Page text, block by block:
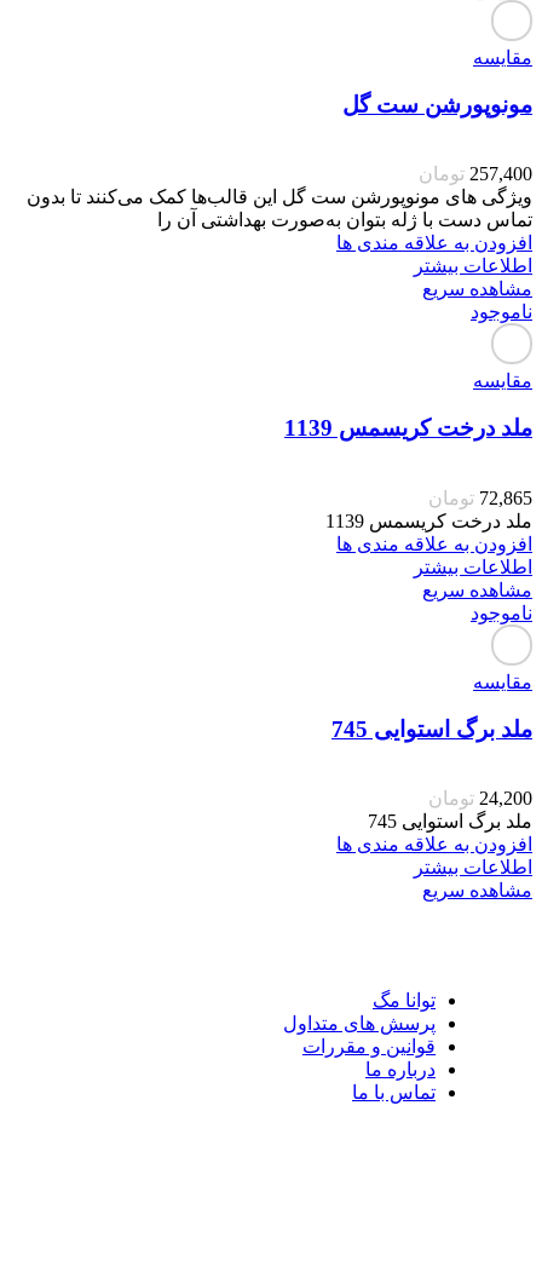
مقایسه
مونوپورشن ست گل
257,400 تومان
ویژگی های مونوپورشن ست گل این قالب‌ها کمک می‌کنند تا بدون
تماس دست با ژله بتوان به‌صورت بهداشتی آن را
افزودن به علاقه مندی ها
اطلاعات بیشتر
مشاهده سریع
ناموجود
مقایسه
ملد درخت کریسمس 1139
72,865 تومان
ملد درخت کریسمس 1139
افزودن به علاقه مندی ها
اطلاعات بیشتر
مشاهده سریع
ناموجود
مقایسه
ملد برگ استوایی 745
24,200 تومان
ملد برگ استوایی 745
افزودن به علاقه مندی ها
اطلاعات بیشتر
مشاهده سریع
توانا مگ
پرسش های متداول
قوانین و مقررات
درباره ما
تماس با ما